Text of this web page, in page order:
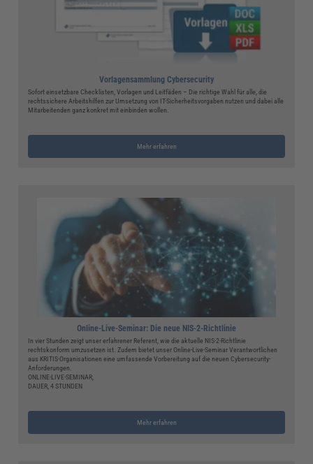
Vorlagensammlung Cybersecurity
Sofort einsetzbare Checklisten, Vorlagen und Leitfäden – Die richtige Wahl für alle, die
rechtssichere Arbeitshilfen zur Umsetzung von IT-Sicherheitsvorgaben nutzen und dabei alle
Mitarbeitenden ganz konkret mit einbinden wollen.
Mehr erfahren
Online-Live-Seminar: Die neue NIS-2-Richtlinie
In vier Stunden zeigt unser erfahrener Referent, wie die aktuelle NIS-2-Richtlinie
rechtskonform umzusetzen ist. Zudem bietet unser Online-Live-Seminar Verantwortlichen
aus KRITIS-Organisationen eine umfassende Vorbereitung auf die neuen Cybersecurity-
Anforderungen.
ONLINE-LIVE-SEMINAR,
DAUER, 4 STUNDEN
Mehr erfahren